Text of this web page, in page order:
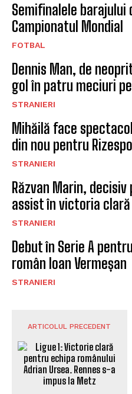
Semifinalele barajului
Campionatul Mondial
FOTBAL
Dennis Man, de
gol în patru meciuri
STRANIERI
Mihăilă face
din nou pentru
STRANIERI
Răzvan Marin, decisiv
assist în victoria clară
STRANIERI
Debut în Serie A
român Ioan Vermeșan
STRANIERI
ARTICOLUL PRECEDENT